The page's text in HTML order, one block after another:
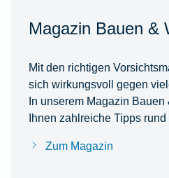
Magazin Bauen &
Mit den richtigen
sich wirkungsvoll gegen
In unserem Magazin
Ihnen zahlreiche Tipps rund
Zum Magazin